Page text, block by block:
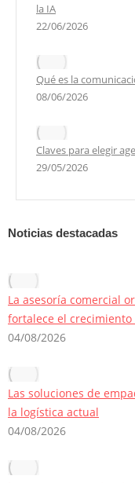
la IA
22/06/2026
Qué es la
08/06/2026
Claves para elegir
29/05/2026
Noticias destacadas
La asesoría comercial
fortalece el
04/08/2026
Las soluciones de
la logística actual
04/08/2026